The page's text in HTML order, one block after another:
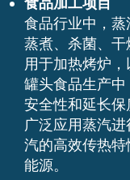
食品行业中，蒸
蒸煮、杀菌、
用于加热烤炉
罐头食品生产
安全性和延长
广泛应用蒸汽
汽的高效传热
能源。